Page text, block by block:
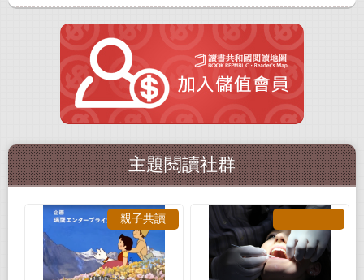
主題閱讀社群
親子共讀